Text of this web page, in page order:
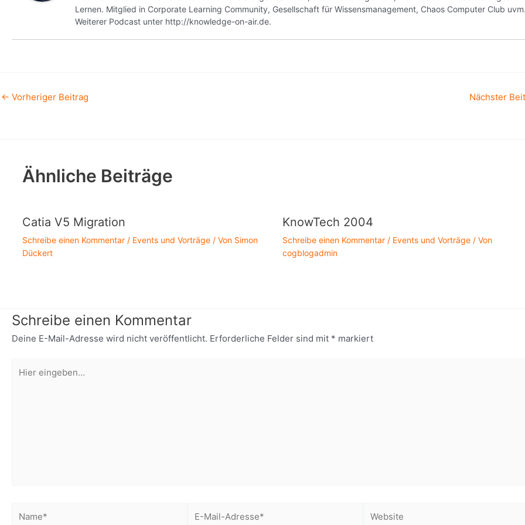
Lernen. Mitglied in Corporate Learning Community, Gesellschaft für Wissensmanagement, Chaos Computer Club uvm.
Weiterer Podcast unter http://knowledge-on-air.de.
← Vorheriger Beitrag Nächster
Ähnliche Beiträge
Catia V5 Migration
Schreibe einen Kommentar / Events und Vorträge/ Von Simon
Dückert
KnowTech 2004
Schreibe einen Kommentar / Events und Vorträge / Von
cogblogadmin
Schreibe einen Kommentar
Deine E-Mail-Adresse wird nicht veröffentlicht. Erforderliche Felder sind mit * markiert
eingeben…